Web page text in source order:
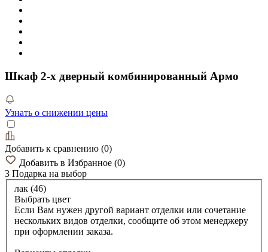
Шкаф 2-х дверный комбинированный Армо
Узнать о снижении цены
Добавить к сравнению (0)
Добавить в Избранное (0)
3 Подарка на выбор
лак (46)
Выбрать цвет
Если Вам нужен другой вариант отделки или сочетание
нескольких видов отделки, сообщите об этом менеджеру
при оформлении заказа.